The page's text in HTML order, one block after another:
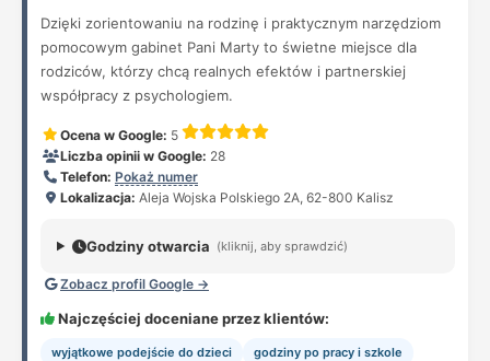
Dzięki zorientowaniu na rodzinę i praktycznym narzędziom
pomocowym gabinet Pani Marty to świetne miejsce dla
rodziców, którzy chcą realnych efektów i partnerskiej
współpracy z psychologiem.
Ocena w Google: 5
Liczba opinii w Google: 28
Telefon: Pokaż numer
Lokalizacja: Aleja Wojska Polskiego 2A, 62-800 Kalisz
Godziny otwarcia (kliknij, aby sprawdzić)
Zobacz profil Google →
Najczęściej doceniane przez klientów:
wyjątkowe podejście do dzieci
godziny po pracy i szkole